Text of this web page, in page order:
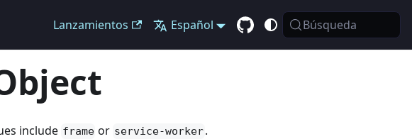
Lanzamientos Español Búsqueda
include frame or service-worker.